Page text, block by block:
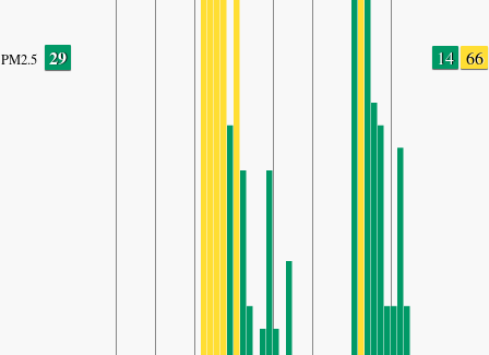
PM2.5 29 14 66